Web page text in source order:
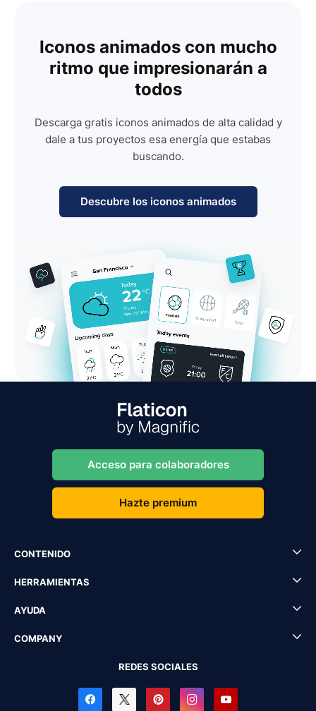
Iconos animados con mucho
ritmo que impresionarán a
todos
Descarga gratis iconos animados de alta calidad y
dale a tus proyectos esa energía que estabas
buscando.
Descubre los iconos animados
Acceso para colaboradores
Hazte premium
CONTENIDO
HERRAMIENTAS
AYUDA
COMPANY
REDES SOCIALES